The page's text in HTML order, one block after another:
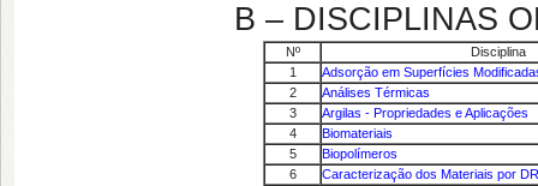
B – DISCIPLINAS
Nº
Disciplina
1
Adsorção em Superfícies
2
Análises Térmicas
3
Argilas - Propriedades e Aplicações
4
Biomateriais
5
Biopolímeros
6
Caracterização dos Materiais por